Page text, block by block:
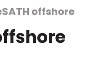
offshore